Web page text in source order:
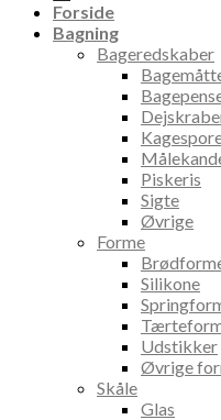
Forside
Bagning
Bageredskaber
Piskeris
Sigte
Øvrige
Forme
Silikone
Udstikker
Øvrige
Skåle
Glas